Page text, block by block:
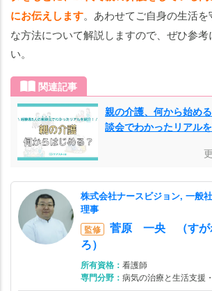
にお伝えします。あわせてご自身の生活
な方法について解説しますので、ぜひ参考
い。
関連記事
親の介護、何から始め
談会でわかったリアル
株式会社ナースビジョン, 一般
理事
監修
菅原 一央 （す
ろ）
所有資格： 看護師
専門分野： 病気の治療と生活支援
介
護
ま
め